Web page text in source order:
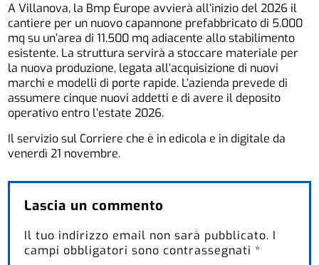
A Villanova, la Bmp Europe avvierà all’inizio del 2026 il
cantiere per un nuovo capannone prefabbricato di 5.000
mq su un’area di 11.500 mq adiacente allo stabilimento
esistente. La struttura servirà a stoccare materiale per
la nuova produzione, legata all’acquisizione di nuovi
marchi e modelli di porte rapide. L’azienda prevede di
assumere cinque nuovi addetti e di avere il deposito
operativo entro l’estate 2026.
Il servizio sul Corriere che è in edicola e in digitale da
venerdì 21 novembre.
Lascia un commento
Il tuo indirizzo email non sarà pubblicato. I
campi obbligatori sono contrassegnati *